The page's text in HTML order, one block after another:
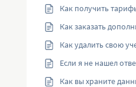
Как получить
Как заказать
Как удалить свою
Если я не нашел
Как вы храните